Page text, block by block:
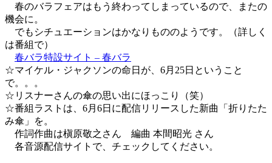
春のバラフェアはもう終わってしまっているので、またの
機会に。
でもシチュエーションはかなりもののようです。（詳しく
は番組で）
春バラ特設サイト – 春バラ
☆マイケル・ジャクソンの命日が、6月25日ということ
で。。。
☆リスナーさんの傘の思い出にほっこり（笑）
☆番組ラストは、6月6日に配信リリースした新曲「折りたた
み傘」を。
作詞作曲は槇原敬之さん 編曲 本間昭光 さん
各音源配信サイトで、チェックしてください。